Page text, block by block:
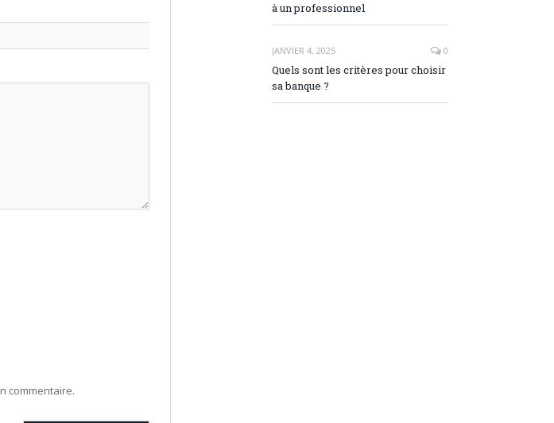
commentaire.
à un professionnel
JANVIER 4, 2025 0
Quels sont les critères pour choisir
sa banque ?